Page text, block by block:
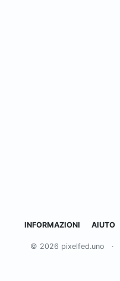
INFORMAZIONI AIUTO
© 2026 pixelfed.uno ·